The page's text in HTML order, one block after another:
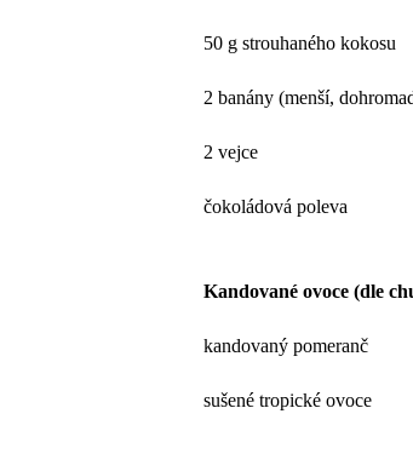
50 g strouhaného kokosu
2 banány (menší,
2 vejce
čokoládová poleva
Kandované ovoce (dle
kandovaný pomeranč
sušené tropické ovoce